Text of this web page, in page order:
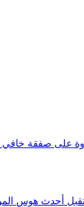
أحدث هوس